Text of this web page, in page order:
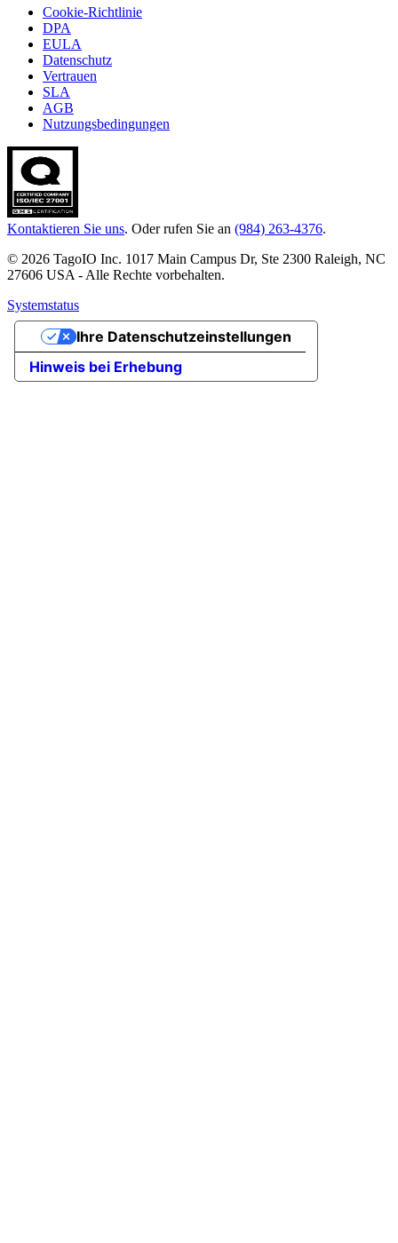
Cookie-Richtlinie
DPA
EULA
Datenschutz
Vertrauen
SLA
AGB
Nutzungsbedingungen
Kontaktieren Sie uns. Oder rufen Sie an (984) 263-4376.
© 2026 TagoIO Inc. 1017 Main Campus Dr, Ste 2300 Raleigh, NC
27606 USA - Alle Rechte vorbehalten.
Systemstatus
Hinweis bei Erhebung
Ihre Datenschutzeinstellungen